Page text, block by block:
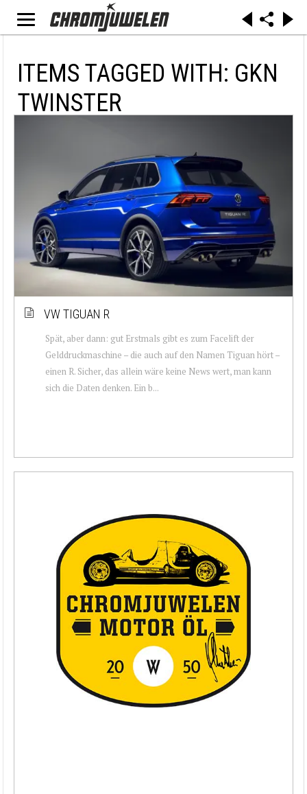
ITEMS TAGGED WITH: GKN
TWINSTER
VW TIGUAN R
Spät, aber dann: gut Erstmals gibt es zum Facelift der
Gelddruckmaschine – die auch auf den Namen Tiguan hört –
einen R. Sicher, das allein wäre keine News wert, man kann
sich die Daten denken. Ein b...